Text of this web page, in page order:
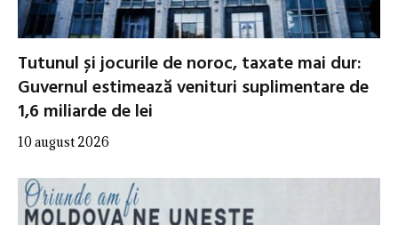
Tutunul și jocurile de noroc, taxate mai dur:
Guvernul estimează venituri suplimentare de
1,6 miliarde de lei
10 august 2026